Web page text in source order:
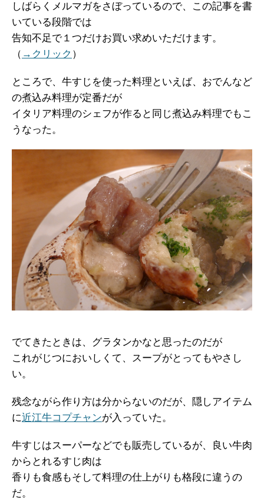
しばらくメルマガをさぼっているので、この記事を書
いている段階では
告知不足で１つだけお買い求めいただけます。
（ →クリック ）
ところで、牛すじを使った料理といえば、おでんなど
の煮込み料理が定番だが
イタリア料理のシェフが作ると同じ煮込み料理でもこ
うなった。
でてきたときは、グラタンかなと思ったのだが
これがじつにおいしくて、スープがとってもやさし
い。
残念ながら作り方は分からないのだが、隠しアイテム
に近江牛コプチャンが入っていた。
牛すじはスーパーなどでも販売しているが、良い牛肉
からとれるすじ肉は
香りも食感もそして料理の仕上がりも格段に違うの
だ。